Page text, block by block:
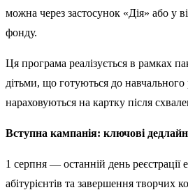
можна через застосунок «Дія» або у
фонду.
Ця програма реалізується в рамках
дітьми, що готуються до
нараховуються на картку після
Вступна кампанія: ключові
1 серпня — останній день реєстрації
абітурієнтів та завершення творчих